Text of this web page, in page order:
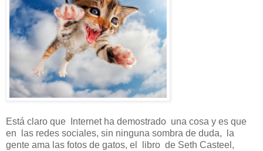
Está claro que Internet ha demostrado una cosa y es que
en las redes sociales, sin ninguna sombra de duda, la
gente ama las fotos de gatos, el libro de Seth Casteel,